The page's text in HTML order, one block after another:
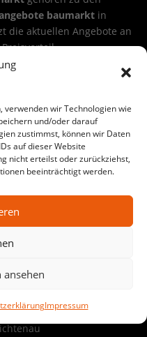
verwenden wir Technologien wie
und/oder darauf
zustimmst, können wir Daten
auf dieser Website
nicht erteilst oder zurückziehst,
beeinträchtigt werden.
ansehen
Impressum
baumarkt in
die aktuellen Angebote an
sonntags angebote
Warenkorb und nutze die
sind ideal für
oder Baustelle.
dabei je nach
bis Baustoffe.
baumarkt-Angeboten
wechselnde
oder Profi-Baustelle: